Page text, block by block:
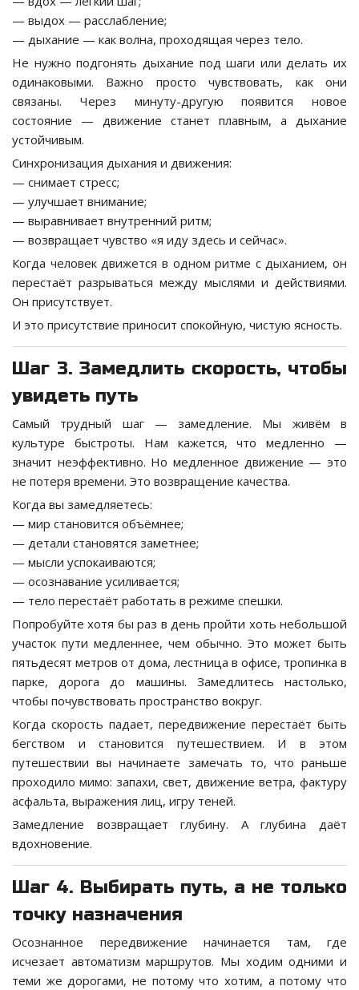
— выдох — расслабление;
— дыхание — как волна, проходящая через тело.
Не нужно подгонять дыхание под шаги или делать их
одинаковыми. Важно просто чувствовать, как они
связаны. Через минуту-другую появится новое
состояние — движение станет плавным, а дыхание
устойчивым.
Синхронизация дыхания и движения:
— снимает стресс;
— улучшает внимание;
— выравнивает внутренний ритм;
— возвращает чувство «я иду здесь и сейчас».
Когда человек движется в одном ритме с дыханием, он
перестаёт разрываться между мыслями и действиями.
Он присутствует.
И это присутствие приносит спокойную, чистую ясность.
Шаг 3. Замедлить скорость, чтобы
увидеть путь
Самый трудный шаг — замедление. Мы живём в
культуре быстроты. Нам кажется, что медленно —
значит неэффективно. Но медленное движение — это
не потеря времени. Это возвращение качества.
Когда вы замедляетесь:
— мир становится объёмнее;
— детали становятся заметнее;
— мысли успокаиваются;
— осознавание усиливается;
— тело перестаёт работать в режиме спешки.
Попробуйте хотя бы раз в день пройти хоть небольшой
участок пути медленнее, чем обычно. Это может быть
пятьдесят метров от дома, лестница в офисе, тропинка в
парке, дорога до машины. Замедлитесь настолько,
чтобы почувствовать пространство вокруг.
Когда скорость падает, передвижение перестаёт быть
бегством и становится путешествием. И в этом
путешествии вы начинаете замечать то, что раньше
проходило мимо: запахи, свет, движение ветра, фактуру
асфальта, выражения лиц, игру теней.
Замедление возвращает глубину. А глубина даёт
вдохновение.
Шаг 4. Выбирать путь, а не только
точку назначения
Осознанное передвижение начинается там, где
исчезает автоматизм маршрутов. Мы ходим одними и
теми же дорогами, не потому что хотим, а потому что